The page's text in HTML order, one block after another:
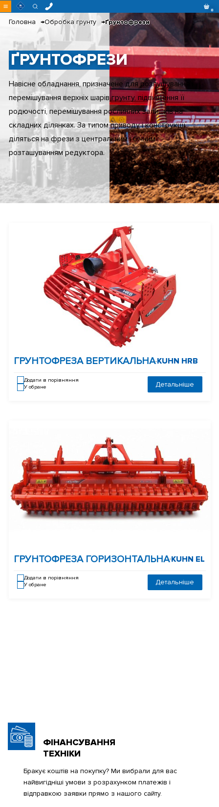
Перейти
до 0
Головна Обробка грунту Ґрунтофрези
ҐРУНТОФРЕЗИ
Навісне обладнання, призначене для розпушування і
перемішування верхніх шарів грунту, підвищення її
родючості, перемішування рослинних залишків на
складних ділянках. За типом приводу і конструкції
діляться на фрези з центральним і бічним
розташуванням редуктора.
ГРУНТОФРЕЗА ВЕРТИКАЛЬНА-KUHN HRB
Додати в порівняння
У обране
Детальніше
ГРУНТОФРЕЗА ГОРИЗОНТАЛЬНА-KUHN EL
Додати в порівняння
У обране
Детальніше
ФІНАНСУВАННЯ
ТЕХНІКИ
Бракує коштів на покупку? Ми вибрали для вас
найвигідніші умови з розрахунком платежів і
відправкою заявки прямо з нашого сайту.